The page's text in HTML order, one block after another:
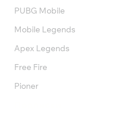
PUBG Mobile
Mobile Legends
Apex Legends
Free Fire
Pioner